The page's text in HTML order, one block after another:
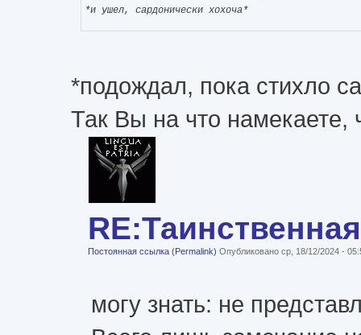
*и ушел, сардонически хохоча*
*подождал, пока стихло
Так Вы на что
Постоянная ссылка (Permalink) Опубликовано ср, 18/12/2024 -
могу знать: не